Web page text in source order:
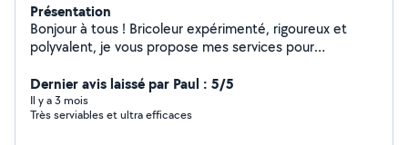
Présentation
Bonjour à tous ! Bricoleur expérimenté, rigoureux et
polyvalent, je vous propose mes services pour
d'aménagement intérieur. Je dispose de mon propre
matériel et je m'engage à fournir un travail propre, solide
et soigné. Entretien d'Espaces Verts & Jardinage
Dernier avis laissé par Paul : 5/5
Il y a 3 mois
Très serviables et ultra efficaces